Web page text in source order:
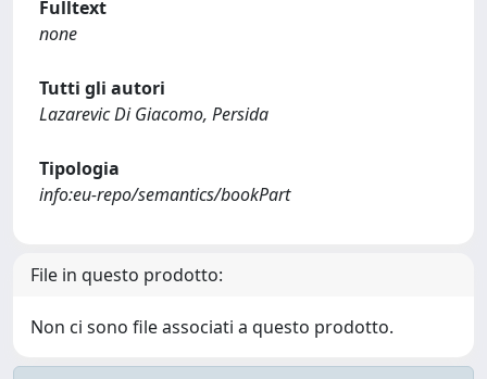
Fulltext
none
Tutti gli autori
Lazarevic Di Giacomo, Persida
Tipologia
info:eu-repo/semantics/bookPart
File in questo prodotto:
Non ci sono file associati a questo prodotto.